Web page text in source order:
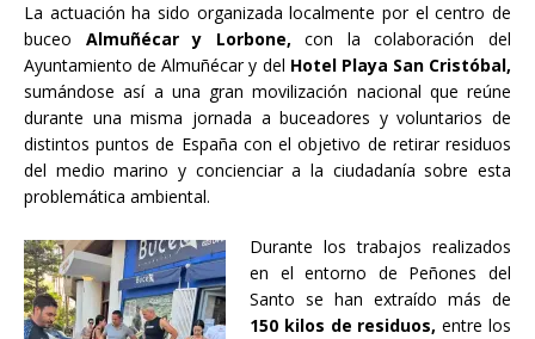
La actuación ha sido organizada localmente por el centro de
buceo Almuñécar y Lorbone, con la colaboración del
Ayuntamiento de Almuñécar y del Hotel Playa San Cristóbal,
sumándose así a una gran movilización nacional que reúne
durante una misma jornada a buceadores y voluntarios de
distintos puntos de España con el objetivo de retirar residuos
del medio marino y concienciar a la ciudadanía sobre esta
problemática ambiental.
Durante los trabajos realizados
en el entorno de Peñones del
Santo se han extraído más de
150 kilos de residuos, entre los